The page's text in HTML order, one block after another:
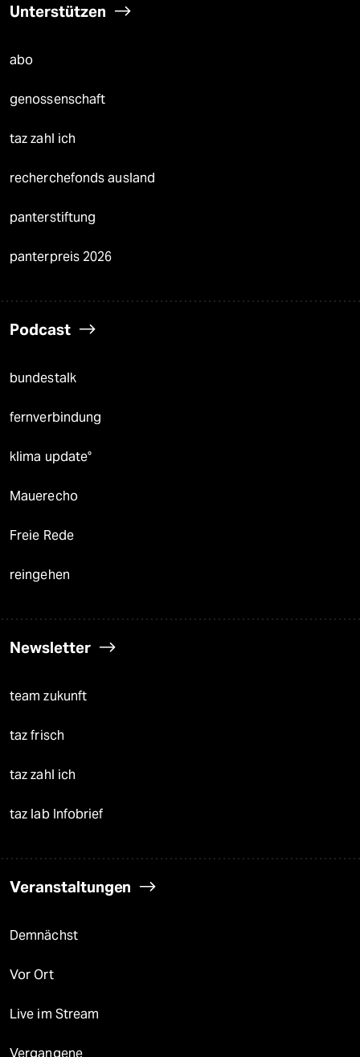
Unterstützen
abo
genossenschaft
taz zahl ich
recherchefonds ausland
panterstiftung
panterpreis 2026
Podcast
bundestalk
fernverbindung
klima update°
Mauerecho
Freie Rede
reingehen
Newsletter
team zukunft
taz frisch
taz zahl ich
taz lab Infobrief
Veranstaltungen
Demnächst
Vor Ort
Live im Stream
Vergangene